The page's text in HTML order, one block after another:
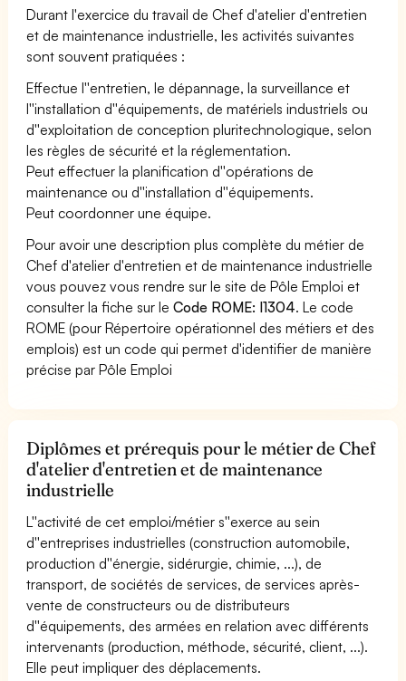
Durant l'exercice du travail de Chef d'atelier d'entretien
et de maintenance industrielle, les activités suivantes
sont souvent pratiquées :
Effectue l''entretien, le dépannage, la surveillance et
l''installation d''équipements, de matériels industriels ou
d''exploitation de conception pluritechnologique, selon
les règles de sécurité et la réglementation.
Peut effectuer la planification d''opérations de
maintenance ou d''installation d''équipements.
Peut coordonner une équipe.
Pour avoir une description plus complète du métier de
Chef d'atelier d'entretien et de maintenance industrielle
vous pouvez vous rendre sur le site de Pôle Emploi et
consulter la fiche sur leCode ROME: I1304. Le code
ROME (pour Répertoire opérationnel des métiers et des
emplois) est un code qui permet d'identifier de manière
précise par Pôle Emploi
Diplômes et prérequis pour le métier de Chef
d'atelier d'entretien et de maintenance
industrielle
L''activité de cet emploi/métier s''exerce au sein
d''entreprises industrielles (construction automobile,
production d''énergie, sidérurgie, chimie, ...), de
transport, de sociétés de services, de services après-
vente de constructeurs ou de distributeurs
d''équipements, des armées en relation avec différents
intervenants (production, méthode, sécurité, client, ...).
Elle peut impliquer des déplacements.